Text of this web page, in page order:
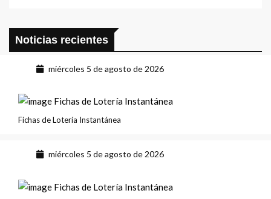
Noticias recientes
miércoles 5 de agosto de 2026
Fichas de Lotería Instantánea
miércoles 5 de agosto de 2026